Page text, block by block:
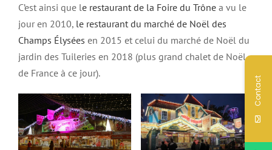
C’est ainsi que le restaurant de la Foire du Trône a vu le
jour en 2010, le restaurant du marché de Noël des
Champs Élysées en 2015 et celui du marché de Noël du
jardin des Tuileries en 2018 (plus grand chalet de Noël
de France à ce jour).
Contact